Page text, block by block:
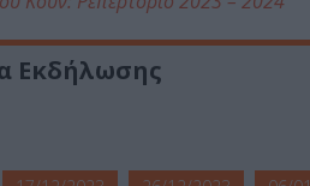
Εκδήλωσης